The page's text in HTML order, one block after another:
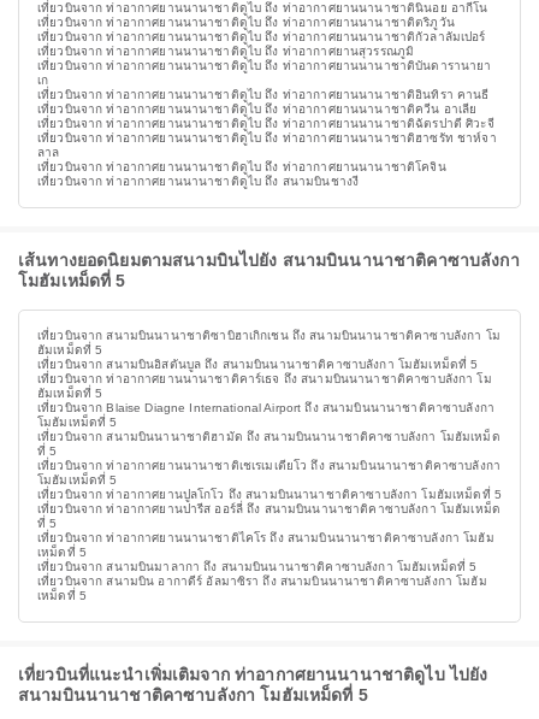
เที่ยวบินจาก ท่าอากาศยานนานาชาติดูไบ ถึง ท่าอากาศยานนานาชาตินินอย อากีโน
เที่ยวบินจาก ท่าอากาศยานนานาชาติดูไบ ถึง ท่าอากาศยานนานาชาติตริภูวัน
เที่ยวบินจาก ท่าอากาศยานนานาชาติดูไบ ถึง ท่าอากาศยานนานาชาติกัวลาลัมเปอร์
เที่ยวบินจาก ท่าอากาศยานนานาชาติดูไบ ถึง ท่าอากาศยานสุวรรณภูมิ
เที่ยวบินจาก ท่าอากาศยานนานาชาติดูไบ ถึง ท่าอากาศยานนานาชาติบันดารานายา
เก
เที่ยวบินจาก ท่าอากาศยานนานาชาติดูไบ ถึง ท่าอากาศยานนานาชาติอินทิรา คานธี
เที่ยวบินจาก ท่าอากาศยานนานาชาติดูไบ ถึง ท่าอากาศยานนานาชาติควีน อาเลีย
เที่ยวบินจาก ท่าอากาศยานนานาชาติดูไบ ถึง ท่าอากาศยานนานาชาติฉัตรปาตี ศิวะจี
เที่ยวบินจาก ท่าอากาศยานนานาชาติดูไบ ถึง ท่าอากาศยานนานาชาติฮาซรัท ชาห์จา
ลาล
เที่ยวบินจาก ท่าอากาศยานนานาชาติดูไบ ถึง ท่าอากาศยานนานาชาติโคจิน
เที่ยวบินจาก ท่าอากาศยานนานาชาติดูไบ ถึง สนามบินชางงี
เส้นทางยอดนิยมตามสนามบินไปยัง สนามบินนานาชาติคาซาบลังกา
โมฮัมเหม็ดที่ 5
เที่ยวบินจาก สนามบินนานาชาติซาบิฮาเกิกเชน ถึง สนามบินนานาชาติคาซาบลังกา โม
ฮัมเหม็ดที่ 5
เที่ยวบินจาก สนามบินอิสตันบูล ถึง สนามบินนานาชาติคาซาบลังกา โมฮัมเหม็ดที่ 5
เที่ยวบินจาก ท่าอากาศยานนานาชาติคาร์เธจ ถึง สนามบินนานาชาติคาซาบลังกา โม
ฮัมเหม็ดที่ 5
เที่ยวบินจาก Blaise Diagne International Airport ถึง สนามบินนานาชาติคาซาบลังกา
โมฮัมเหม็ดที่ 5
เที่ยวบินจาก สนามบินนานาชาติฮามัด ถึง สนามบินนานาชาติคาซาบลังกา โมฮัมเหม็ด
ที่ 5
เที่ยวบินจาก ท่าอากาศยานนานาชาติเชเรเมเตียโว ถึง สนามบินนานาชาติคาซาบลังกา
โมฮัมเหม็ดที่ 5
เที่ยวบินจาก ท่าอากาศยานปูลโกโว ถึง สนามบินนานาชาติคาซาบลังกา โมฮัมเหม็ดที่ 5
เที่ยวบินจาก ท่าอากาศยานปารีส ออร์ลี่ ถึง สนามบินนานาชาติคาซาบลังกา โมฮัมเหม็ด
ที่ 5
เที่ยวบินจาก ท่าอากาศยานนานาชาติไคโร ถึง สนามบินนานาชาติคาซาบลังกา โมฮัม
เหม็ดที่ 5
เที่ยวบินจาก สนามบินมาลากา ถึง สนามบินนานาชาติคาซาบลังกา โมฮัมเหม็ดที่ 5
เที่ยวบินจาก สนามบิน อากาดีร์ อัลมาซิรา ถึง สนามบินนานาชาติคาซาบลังกา โมฮัม
เหม็ดที่ 5
เที่ยวบินที่แนะนำเพิ่มเติมจาก ท่าอากาศยานนานาชาติดูไบ ไปยัง
สนามบินนานาชาติคาซาบลังกา โมฮัมเหม็ดที่ 5